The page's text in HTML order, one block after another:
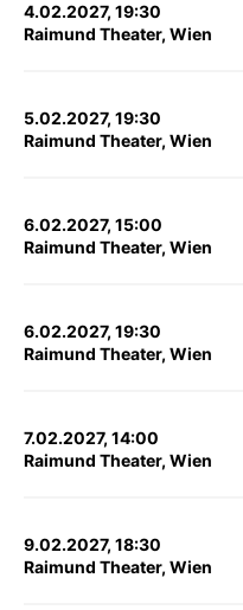
4.02.2027, 19:30
Raimund Theater, Wien
5.02.2027, 19:30
Raimund Theater, Wien
6.02.2027, 15:00
Raimund Theater, Wien
6.02.2027, 19:30
Raimund Theater, Wien
7.02.2027, 14:00
Raimund Theater, Wien
9.02.2027, 18:30
Raimund Theater, Wien